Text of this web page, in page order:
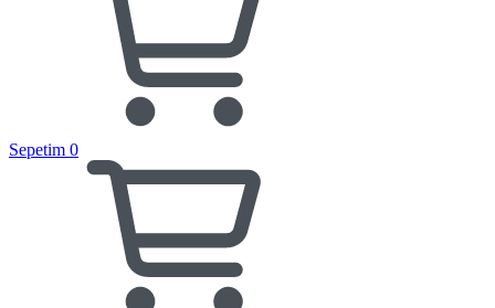
Sepetim 0